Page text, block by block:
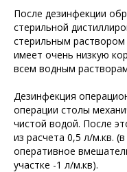
После дезинфекции
стерильной
стерильным
имеет очень низкую
всем водным
Дезинфекция
операции столы
чистой водой. После
из расчета 0,5 л/м.кв.
оперативное
участке -1 л/м.кв).